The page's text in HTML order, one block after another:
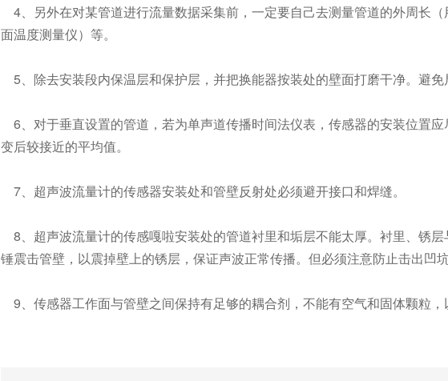
4、另外在对某管道进行流量数据采集前，一定要自己去测量管道的外周长
面温度测量仪）等。
5、除去安装段内保温层和保护层，并把换能器按装处的壁面打磨干净。避免
6、对于垂直设置的管道，若为单声道传播时间法仪表，传感器的安装位置
变后较接近的平均值。
7、超声波流量计的传感器安装处和管壁反射处必须避开接口和焊缝。
8、超声波流量计的传感嘎啦安装处的管道衬里和垢层不能太厚。衬里、锈
锤震击管壁，以震掉壁上的锈层，保证声波正常传播。但必须注意防止击出凹坑
9、传感器工作面与管壁之间保持有足够的耦合剂，不能有空气和固体颗粒，